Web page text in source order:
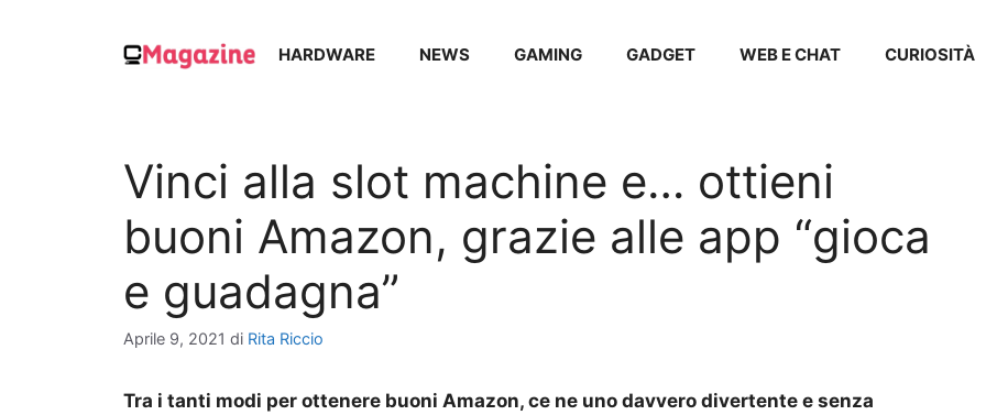
HARDWARE NEWS GAMING GADGET WEB E CHAT CURIOSITÀ
Vinci alla slot machine e… ottieni
buoni Amazon, grazie alle app “gioca
e guadagna”
Aprile 9, 2021 di Rita Riccio
Tra i tanti modi per ottenere buoni Amazon, ce ne uno davvero divertente e senza